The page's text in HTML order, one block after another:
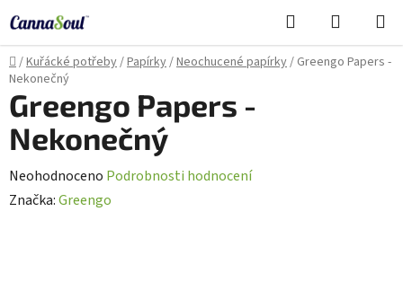
na
obsah
Hledat
KOŠÍK
Domů
/Kuřácké potřeby/Papírky/Neochucené papírky/ Greengo Papers -
Nekonečný
Greengo Papers -
Nekonečný
Průměrné
hodnocení
Neohodnoceno Podrobnosti hodnocení
Značka:Greengo
Cannasoul Asistent